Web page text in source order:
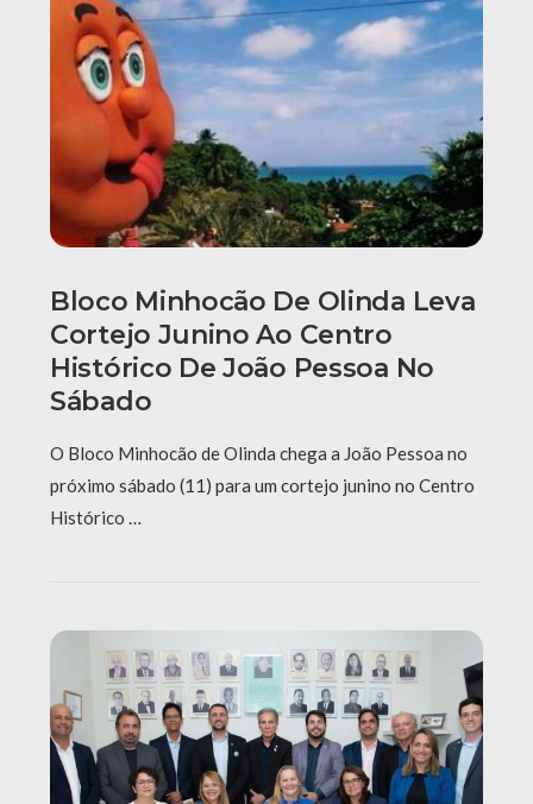
Bloco Minhocão De Olinda Leva
Cortejo Junino Ao Centro
Histórico De João Pessoa No
Sábado
O Bloco Minhocão de Olinda chega a João Pessoa no
próximo sábado (11) para um cortejo junino no Centro
Histórico …